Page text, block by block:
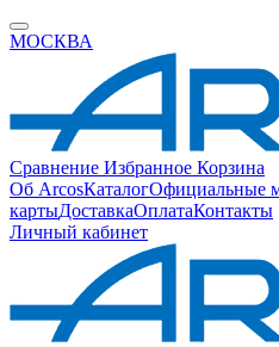
МОСКВА
Сравнение Избранное Корзина
Об ArcosКаталогОфициальные
картыДоставкаОплатаКонтакты
Личный кабинет